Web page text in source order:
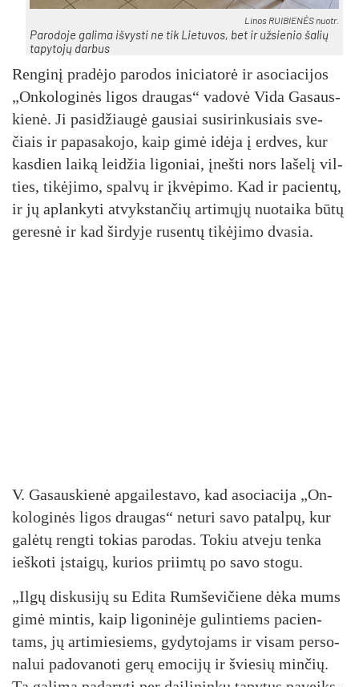
Li­nos RUI­BIE­NĖS nuo­tr.
Pa­ro­do­je ga­li­ma iš­vys­ti ne tik Lie­tu­vos, bet ir už­sie­nio ša­lių
ta­py­to­jų dar­bus
Ren­gi­nį pra­dė­jo pa­ro­dos ini­cia­to­rė ir aso­cia­ci­jos
„On­ko­lo­gi­nės li­gos drau­gas“ va­do­vė Vi­da Ga­saus­
kie­nė. Ji pa­si­džiau­gė gau­siai su­si­rin­ku­siais sve­
čiais ir pa­pa­sa­ko­jo, kaip gi­mė idė­ja į erd­ves, kur
kas­dien lai­ką lei­džia li­go­niai, įneš­ti nors la­še­lį vil­
ties, ti­kė­ji­mo, spal­vų ir įkvė­pi­mo. Kad ir pa­cien­tų,
ir jų ap­lan­ky­ti at­vyks­tan­čių ar­ti­mų­jų nuo­tai­ka bū­tų
ge­res­nė ir kad šir­dy­je ru­sen­tų ti­kė­ji­mo dva­sia.
V. Ga­saus­kie­nė ap­gai­les­ta­vo, kad aso­cia­ci­ja „On­
ko­lo­gi­nės li­gos drau­gas“ ne­tu­ri sa­vo pa­tal­pų, kur
ga­lė­tų reng­ti to­kias pa­ro­das. To­kiu at­ve­ju ten­ka
ieš­ko­ti įstai­gų, ku­rios priim­tų po sa­vo sto­gu.
„Il­gų dis­ku­si­jų su Edi­ta Rum­še­vi­čie­ne dė­ka mums
gi­mė min­tis, kaip li­go­ni­nė­je gu­lin­tiems pa­cien­
tams, jų ar­ti­mie­siems, gy­dy­to­jams ir vi­sam per­so­
na­lui pa­do­va­no­ti ge­rų emo­ci­jų ir švie­sių min­čių.